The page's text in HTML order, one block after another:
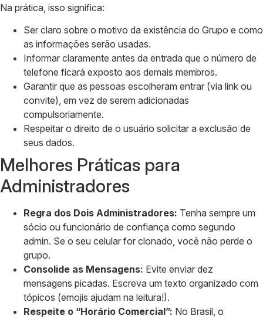
Na prática, isso significa:
Ser claro sobre o motivo da existência do Grupo e como
as informações serão usadas.
Informar claramente antes da entrada que o número de
telefone ficará exposto aos demais membros.
Garantir que as pessoas escolheram entrar (via link ou
convite), em vez de serem adicionadas
compulsoriamente.
Respeitar o direito de o usuário solicitar a exclusão de
seus dados.
Melhores Práticas para
Administradores
Regra dos Dois Administradores: Tenha sempre um
sócio ou funcionário de confiança como segundo
admin. Se o seu celular for clonado, você não perde o
grupo.
Consolide as Mensagens: Evite enviar dez
mensagens picadas. Escreva um texto organizado com
tópicos (emojis ajudam na leitura!).
Respeite o “Horário Comercial”: No Brasil, o